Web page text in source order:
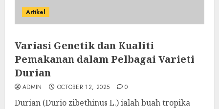
Artikel
Variasi Genetik dan Kualiti
Pemakanan dalam Pelbagai Varieti
Durian
ADMIN OCTOBER 12, 2025 0
Durian (Durio zibethinus L.) ialah buah tropika